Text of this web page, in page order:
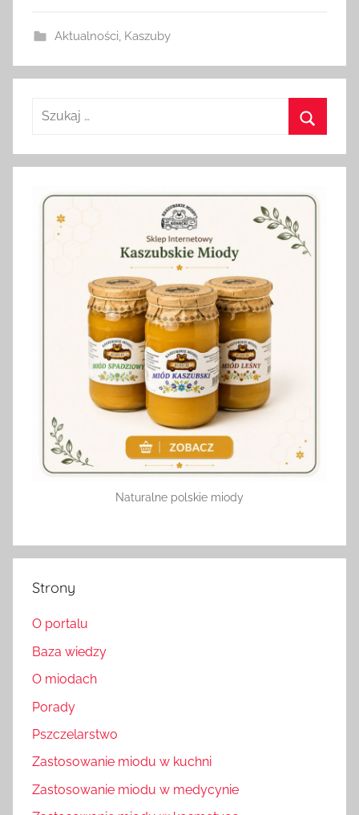
Aktualności, Kaszuby
Szukaj:
Naturalne polskie miody
Strony
O portalu
Baza wiedzy
O miodach
Porady
Pszczelarstwo
Zastosowanie miodu w kuchni
Zastosowanie miodu w medycynie